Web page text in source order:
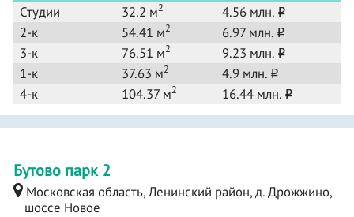
Студии
32.2 м2 4.56 млн. o
2-к 54.41 м2 6.97 млн. o
3-к 76.51 м2 9.23 млн. o
1-к 37.63 м2 4.9 млн. o
4-к 104.37 м2 16.44 млн. o
Бутово парк 2
Московская область, Ленинский район, д. Дрожжино,
шоссе Новое